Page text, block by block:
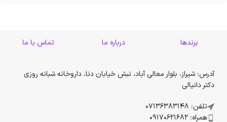
برندها درباره ما تماس با ما
آدرس: شیراز، بلوار معالی آباد، نبش خیابان دنا، داروخانه شبانه روزی
دکتر دانیالی
تلفن: 07136383148
همراه: 09170621682